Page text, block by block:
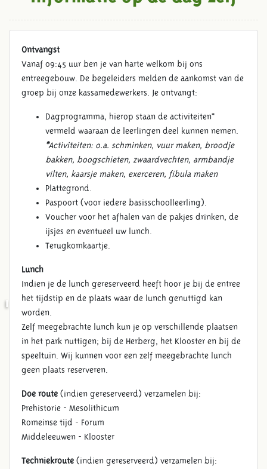
INFORMATIE OP DE DAG ZELF
Ontvangst
Vanaf 09:45 uur ben je van harte welkom bij ons
entreegebouw. De begeleiders melden de aankomst van de
groep bij onze kassamedewerkers. Je ontvangt:
Dagprogramma, hierop staan de activiteiten*
vermeld waaraan de leerlingen deel kunnen nemen.
*Activiteiten: o.a. schminken, vuur maken, broodje
bakken, boogschieten, zwaardvechten, armbandje
vilten, kaarsje maken, exerceren, fibula maken
Plattegrond.
Paspoort (voor iedere basisschoolleerling).
Voucher voor het afhalen van de pakjes drinken, de
ijsjes en eventueel uw lunch.
Terugkomkaartje.
Lunch
Indien je de lunch gereserveerd heeft hoor je bij de entree
het tijdstip en de plaats waar de lunch genuttigd kan
worden.
Zelf meegebrachte lunch kun je op verschillende plaatsen
in het park nuttigen; bij de Herberg, het Klooster en bij de
speeltuin. Wij kunnen voor een zelf meegebrachte lunch
geen plaats reserveren.
Doe route (indien gereserveerd) verzamelen bij:
Prehistorie - Mesolithicum
Romeinse tijd - Forum
Middeleeuwen - Klooster
Techniekroute (indien gereserveerd) verzamelen bij: